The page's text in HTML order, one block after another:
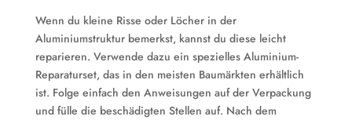
Wenn du kleine Risse oder Löcher in der
Aluminiumstruktur bemerkst, kannst du diese leicht
reparieren. Verwende dazu ein spezielles Aluminium-
Reparaturset, das in den meisten Baumärkten erhältlich
ist. Folge einfach den Anweisungen auf der Verpackung
und fülle die beschädigten Stellen auf. Nach dem